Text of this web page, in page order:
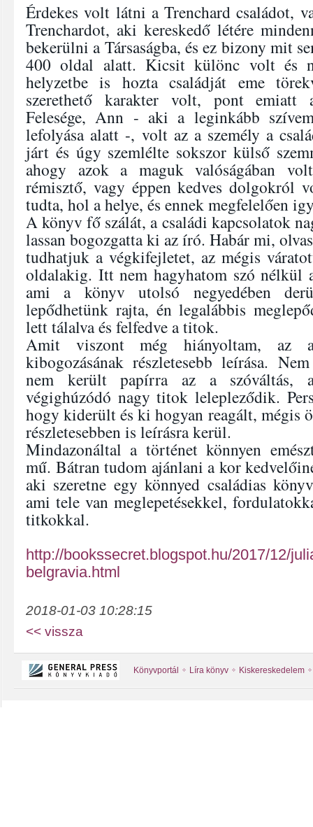
Érdekes volt látni a Trenchard családot,
Trenchardot, aki kereskedő létére
bekerülni a Társaságba, és ez bizony mit
400 oldal alatt. Kicsit különc volt és
helyzetbe is hozta családját eme
szerethető karakter volt, pont emiatt
Felesége, Ann - aki a leginkább
lefolyása alatt -, volt az a személy a
járt és úgy szemlélte sokszor külső
ahogy azok a maguk valóságában
rémisztő, vagy éppen kedves dolgokról
tudta, hol a helye, és ennek megfelelően
A könyv fő szálát, a családi kapcsolatok
lassan bogozgatta ki az író. Habár mi,
tudhatjuk a végkifejletet, az mégis
oldalakig. Itt nem hagyhatom szó nélkül
ami a könyv utolsó negyedében
lepődhetünk rajta, én legalábbis
lett tálalva és felfedve a titok.
Amit viszont még hiányoltam, az
kibogozásának részletesebb leírása.
nem került papírra az a szóváltás,
végighúzódó nagy titok lelepleződik.
hogy kiderült és ki hogyan reagált, mégis
részletesebben is leírásra kerül.
Mindazonáltal a történet könnyen
mű. Bátran tudom ajánlani a kor
aki szeretne egy könnyed családias
ami tele van meglepetésekkel,
titkokkal.
http://bookssecret.blogspot.hu/2017/12/
belgravia.html
2018-01-03 10:28:15
<< vissza
Könyvportál Líra könyv Kiskereskedelem